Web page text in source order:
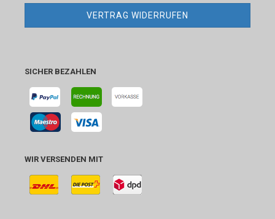
VERTRAG WIDERRUFEN
SICHER BEZAHLEN
WIR VERSENDEN MIT